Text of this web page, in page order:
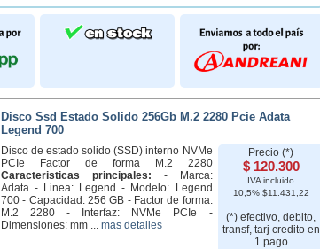
Disco Ssd Estado Solido 256Gb M.2 2280 Pcie Adata
Legend 700
Disco de estado solido (SSD) interno NVMe
PCIe Factor de forma M.2 2280
Caracteristicas principales: - Marca:
Adata - Linea: Legend - Modelo: Legend
700 - Capacidad: 256 GB - Factor de forma:
M.2 2280 - Interfaz: NVMe PCIe -
Dimensiones: mm ... mas detalles
Precio (*)
$ 120.300
IVA incluido
10,5% $11.431,22
(*) efectivo, debito,
transf, tarj credito en
1 pago